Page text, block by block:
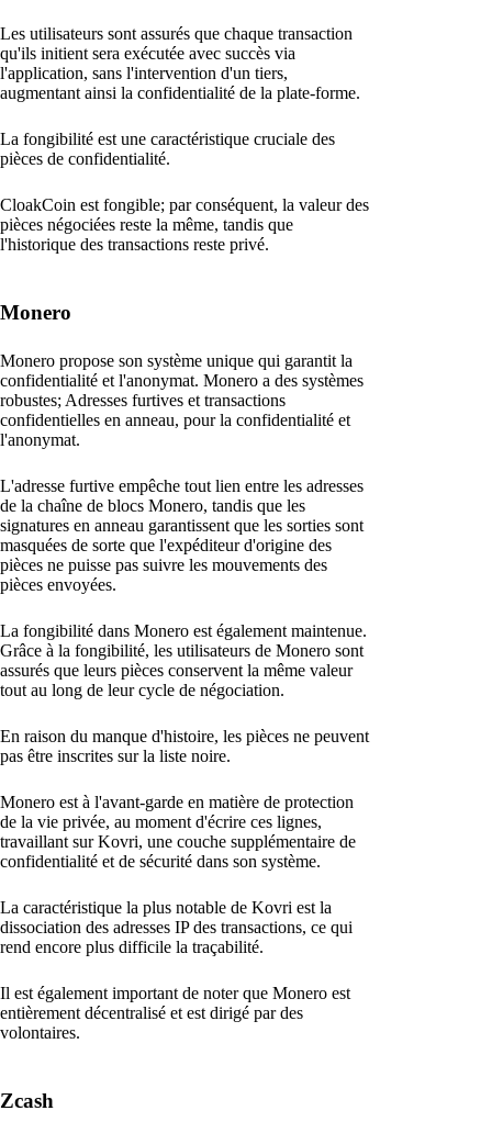
Les utilisateurs sont assurés que chaque transaction
qu'ils initient sera exécutée avec succès via
l'application, sans l'intervention d'un tiers,
augmentant ainsi la confidentialité de la plate-forme.
La fongibilité est une caractéristique cruciale des
pièces de confidentialité.
CloakCoin est fongible; par conséquent, la valeur des
pièces négociées reste la même, tandis que
l'historique des transactions reste privé.
Monero
Monero propose son système unique qui garantit la
confidentialité et l'anonymat. Monero a des systèmes
robustes; Adresses furtives et transactions
confidentielles en anneau, pour la confidentialité et
l'anonymat.
L'adresse furtive empêche tout lien entre les adresses
de la chaîne de blocs Monero, tandis que les
signatures en anneau garantissent que les sorties sont
masquées de sorte que l'expéditeur d'origine des
pièces ne puisse pas suivre les mouvements des
pièces envoyées.
La fongibilité dans Monero est également maintenue.
Grâce à la fongibilité, les utilisateurs de Monero sont
assurés que leurs pièces conservent la même valeur
tout au long de leur cycle de négociation.
En raison du manque d'histoire, les pièces ne peuvent
pas être inscrites sur la liste noire.
Monero est à l'avant-garde en matière de protection
de la vie privée, au moment d'écrire ces lignes,
travaillant sur Kovri, une couche supplémentaire de
confidentialité et de sécurité dans son système.
La caractéristique la plus notable de Kovri est la
dissociation des adresses IP des transactions, ce qui
rend encore plus difficile la traçabilité.
Il est également important de noter que Monero est
entièrement décentralisé et est dirigé par des
volontaires.
Zcash